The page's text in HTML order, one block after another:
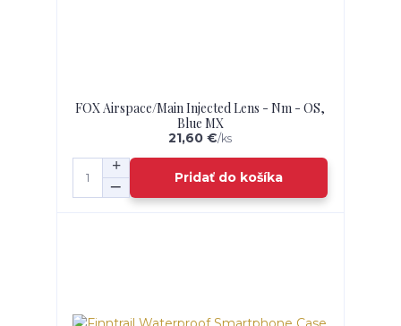
FOX Airspace/Main Injected Lens - Nm - OS,
Blue MX
21,60 €/ks
Pridať do košíka